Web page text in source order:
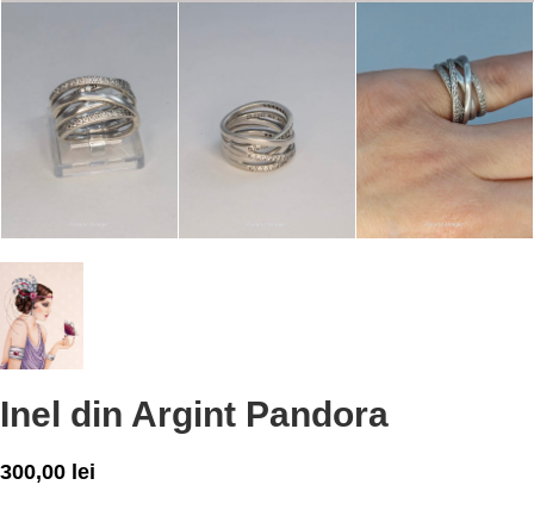
Inel din Argint Pandora
300,00 lei